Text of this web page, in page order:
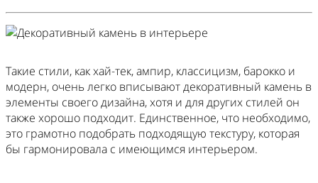
Такие стили, как хай-тек, ампир, классицизм, барокко и
модерн, очень легко вписывают декоративный камень в
элементы своего дизайна, хотя и для других стилей он
также хорошо подходит. Единственное, что необходимо,
это грамотно подобрать подходящую текстуру, которая
бы гармонировала с имеющимся интерьером.